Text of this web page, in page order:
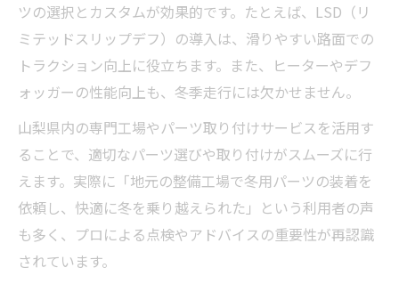
ツの選択とカスタムが効果的です。たとえば、LSD（リ
ミテッドスリップデフ）の導入は、滑りやすい路面での
トラクション向上に役立ちます。また、ヒーターやデフ
ォッガーの性能向上も、冬季走行には欠かせません。
山梨県内の専門工場やパーツ取り付けサービスを活用す
ることで、適切なパーツ選びや取り付けがスムーズに行
えます。実際に「地元の整備工場で冬用パーツの装着を
依頼し、快適に冬を乗り越えられた」という利用者の声
も多く、プロによる点検やアドバイスの重要性が再認識
されています。